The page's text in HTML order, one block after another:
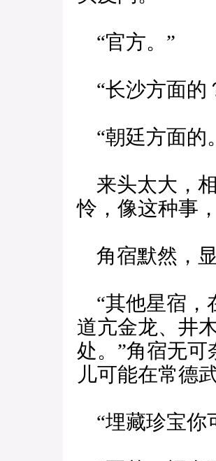
“官方。”
“长沙方面的
“朝廷方面的
来头太大，
怜，像这种事
角宿默然，显
“其他星宿，
道亢金龙、井
处。”角宿无可
儿可能在常德
“埋藏珍宝你